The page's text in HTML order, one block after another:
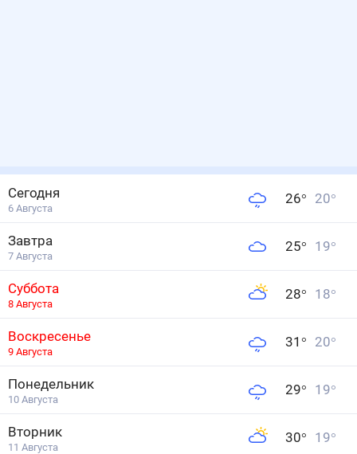
Сегодня
6 Августа
26° 20°
Завтра
7 Августа
25° 19°
Суббота
8 Августа
28° 18°
Воскресенье
9 Августа
31 ° 20°
Понедельник
10 Августа
29° 19°
Вторник
11 Августа
30° 19°